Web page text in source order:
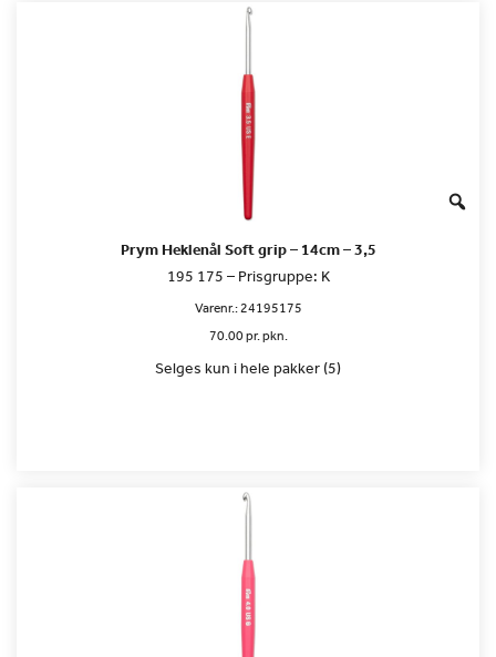
Prym Heklenål Soft grip – 14cm – 3,5
195 175 – Prisgruppe: K
Varenr.:24195175
70.00 pr. pkn.
Selges kun i hele pakker (5)